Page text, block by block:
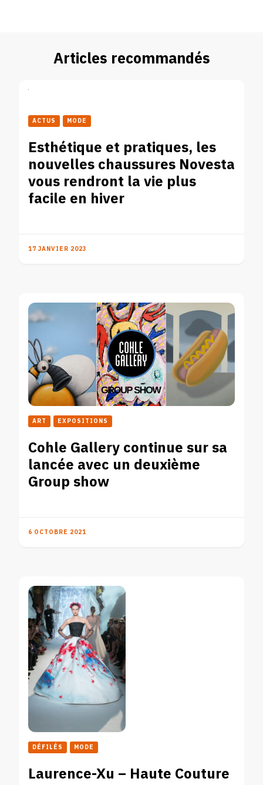
Articles recommandés
ACTUS MODE
Esthétique et pratiques, les
nouvelles chaussures Novesta
vous rendront la vie plus
facile en hiver
17 JANVIER 2023
ART EXPOSITIONS
Cohle Gallery continue sur sa
lancée avec un deuxième
Group show
6 OCTOBRE 2021
DÉFILÉS MODE
Laurence-Xu – Haute Couture